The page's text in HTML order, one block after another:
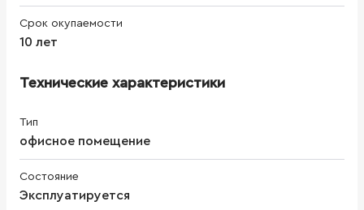
Срок окупаемости
10 лет
Технические характеристики
Тип
офисное помещение
Состояние
Эксплуатируется